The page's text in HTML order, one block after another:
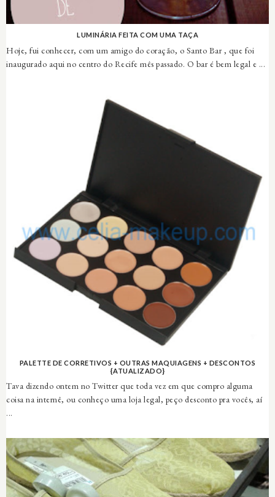
LUMINÁRIA FEITA COM UMA TAÇA
Hoje, fui conhecer, com um amigo do coração, o Santo Bar , que foi
inaugurado aqui no centro do Recife mês passado. O bar é bem legal e ...
PALETTE DE CORRETIVOS + OUTRAS MAQUIAGENS + DESCONTOS
{ATUALIZADO}
Tava dizendo ontem no Twitter que toda vez em que compro alguma
coisa na internê, ou conheço uma loja legal, peço desconto pra vocês, aí
...